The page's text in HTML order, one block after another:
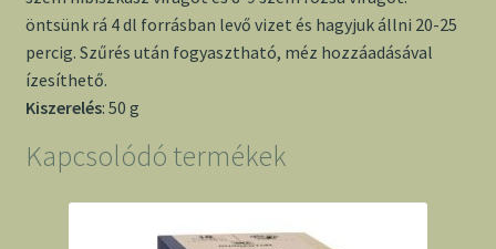
öntsünk rá 4 dl forrásban levő vizet és hagyjuk állni 20-25
percig. Szűrés után fogyasztható, méz hozzáadásával
ízesíthető.
Kiszerelés: 50 g
Kapcsolódó termékek